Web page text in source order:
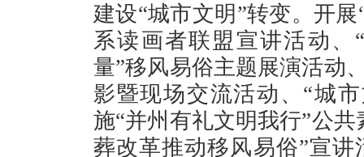
建设“城市文明”转变。开
系读画者联盟宣讲活动
量”移风易俗主题展演活动
影暨现场交流活动、“城
施“并州有礼文明我行”公
葬改革推动移风易俗”宣